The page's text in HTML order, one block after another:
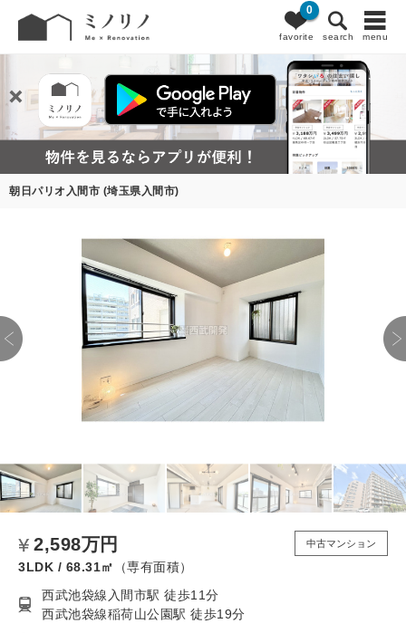
favorite
0
search menu
朝日パリオ入間市 (埼玉県入間市)
2,598万円
3LDK / 68.31㎡ （専有面積）
中古マンション
西武池袋線入間市駅 徒歩11分
西武池袋線稲荷山公園駅 徒歩19分